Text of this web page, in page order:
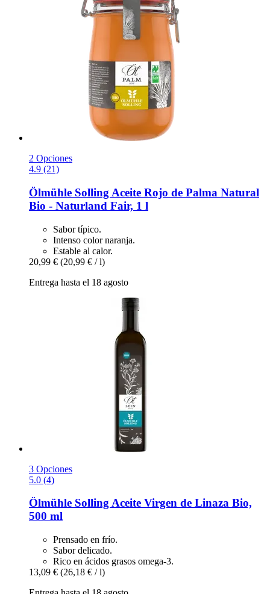
2 Opciones
4.9 (21)
Ölmühle Solling Aceite Rojo de Palma Natural
Bio -​ Naturland Fair, 1 l
Sabor típico.
Intenso color naranja.
Estable al calor.
20,99 € (20,99 € / l)
Entrega hasta el 18 agosto
3 Opciones
5.0 (4)
Ölmühle SollingAceite Virgen de Linaza Bio,
500 ml
Prensado en frío.
Sabor delicado.
Rico en ácidos grasos omega-3.
13,09 € (26,18 € / l)